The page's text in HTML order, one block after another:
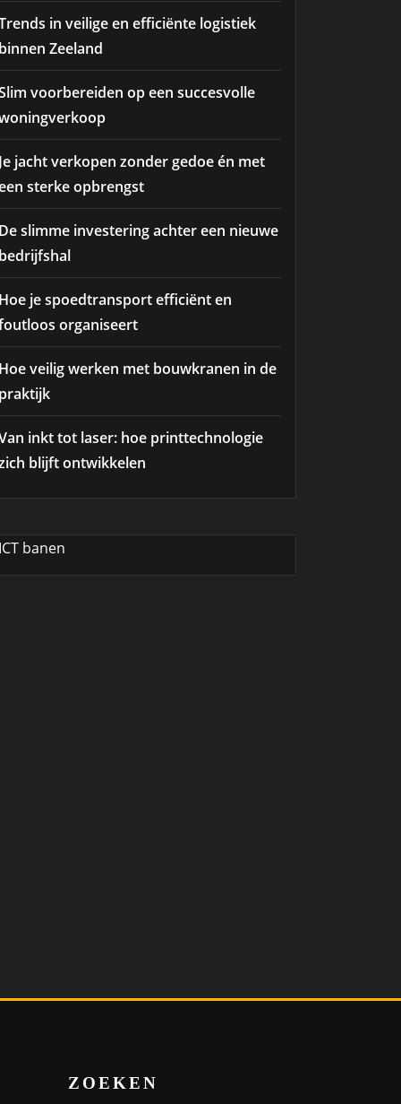
in veilige en efficiënte logistiek
Zeeland
voorbereiden op een succesvolle
jacht verkopen zonder gedoe én met
sterke opbrengst
slimme investering achter een nieuwe
je spoedtransport efficiënt en
organiseert
veilig werken met bouwkranen in de
inkt tot laser: hoe printtechnologie
blijft ontwikkelen
ZOEKEN